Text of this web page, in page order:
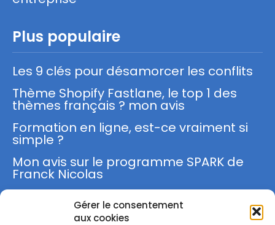
Gérer le consentement
aux cookies
Plus populaire
Les 9 clés pour désamorcer les conflits
Thème Shopify Fastlane, le top 1 des
thèmes français ? mon avis
Formation en ligne, est-ce vraiment si
simple ?
Mon avis sur le programme SPARK de
Franck Nicolas
S'inscrire